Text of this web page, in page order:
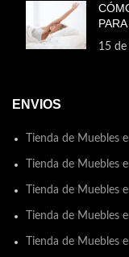
15
ENVIOS
Tienda de Muebles
Tienda de Muebles
Tienda de Muebles
Tienda de Muebles
Tienda de Muebles